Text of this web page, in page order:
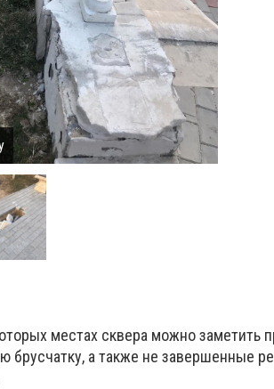
местах сквера можно заметить
брусчатку, а также не завершенные